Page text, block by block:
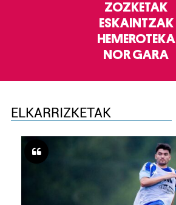
ZOZKETAK
ESKAINTZAK
HEMEROTEKA
NOR GARA
ELKARRIZKETAK